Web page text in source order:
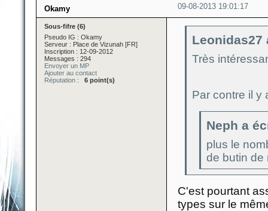
09-08-2013 19:01:17
Okamy
Sous-fifre (6)
Pseudo IG : Okamy
Serveur : Place de Vizunah [FR]
Inscription : 12-09-2012
Messages : 294
Envoyer un MP
Ajouter au contact
Réputation : 6 point(s)
Leonidas27
Très
Par contre il y
Neph a
plus le
de butin de
C'est pourtant
types sur le